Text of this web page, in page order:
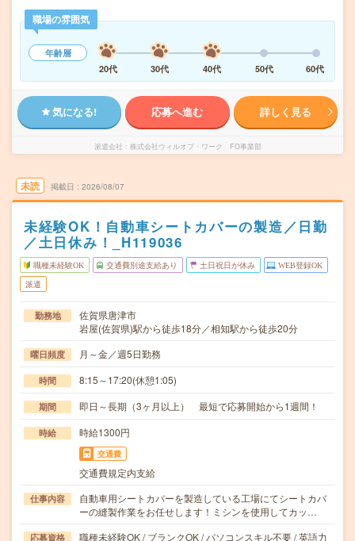
職場の雰囲気
年齢層
20代
30代 40代 50代 60代
気になる! 応募へ進む 詳しく見る
派遣会社 株式会社ウィルオブ・ワーク FO事業部
未読 掲載日 2026/08/07
未経験OK！自動車シートカバーの製造／日勤
／土日休み！_H119036
職種未経験OK 交通費別途支給あり 土日祝日が休み WEB登録OK
派遣
勤務地
佐賀県唐津市
岩屋(佐賀県)駅から徒歩18分／相知駅から徒歩20分
曜日頻度 月～金／週5日勤務
時間 8:15～17:20(休憩1:05)
期間 即日～長期（3ヶ月以上） 最短で応募開始から1週間！
時給 時給1300円
交通費
交通費規定内支給
仕事内容
自動車用シートカバーを製造している工場にてシートカバ
ーの縫製作業をお任せします！ミシンを使用してカッ…
応募資格 職種未経験OK / ブランクOK / パソコンスキル不要 / 英語力